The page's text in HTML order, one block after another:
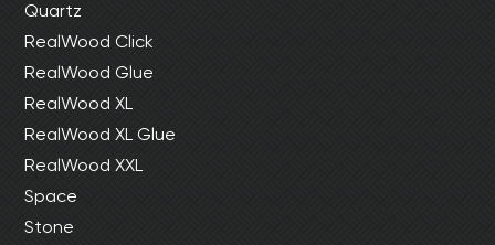
Quartz
RealWood Click
RealWood Glue
RealWood XL
RealWood XL Glue
RealWood XXL
Space
Stone